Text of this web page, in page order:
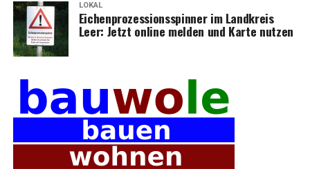
LOKAL
Eichen­pro­zes­si­ons­spin­ner im Land­kreis
Leer: Jetzt online mel­den und Kar­te nutzen